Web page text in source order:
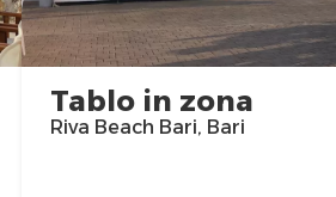
Tablo in zona
Riva Beach Bari, Bari